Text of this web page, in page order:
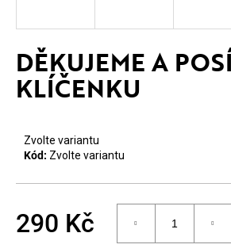
DĚKUJEME A
KLÍČENKU
Zvolte variantu
Kód: Zvolte variantu
290 Kč
E
T
E
N
A
J
Í
T
?